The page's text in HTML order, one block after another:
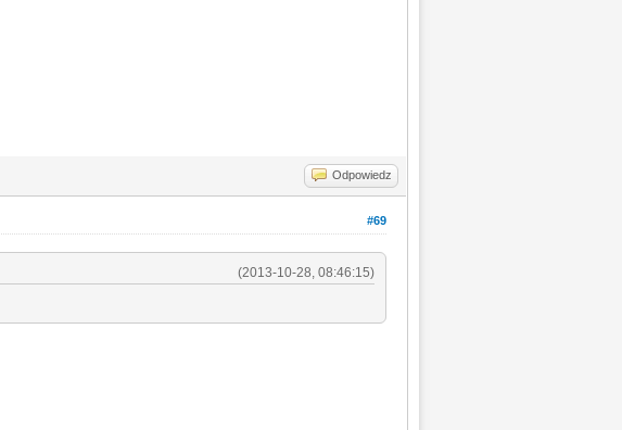
Odpowiedz
#69
(2013-10-28, 08:46:15)